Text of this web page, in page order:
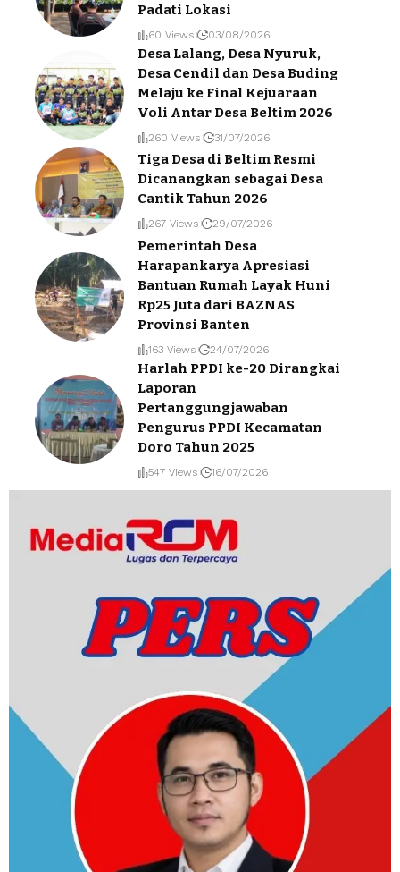
Padati Lokasi
60 Views 03/08/2026
Desa Lalang, Desa Nyuruk,
Desa Cendil dan Desa Buding
Melaju ke Final Kejuaraan
Voli Antar Desa Beltim 2026
260 Views 31/07/2026
Tiga Desa di Beltim Resmi
Dicanangkan sebagai Desa
Cantik Tahun 2026
267 Views 29/07/2026
Pemerintah Desa
Harapankarya Apresiasi
Bantuan Rumah Layak Huni
Rp25 Juta dari BAZNAS
Provinsi Banten
163 Views 24/07/2026
Harlah PPDI ke-20 Dirangkai
Laporan
Pertanggungjawaban
Pengurus PPDI Kecamatan
Doro Tahun 2025
547 Views 16/07/2026